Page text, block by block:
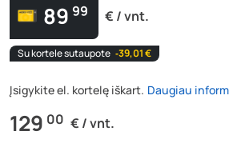
89 99 € / vnt.
Su kortele sutaupote ‐39,01 €
Įsigykite el. kortelę iškart. Daugiau
129 00 € / vnt.